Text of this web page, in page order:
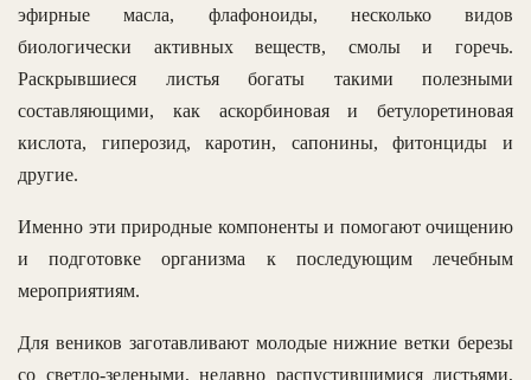
эфирные масла, флафоноиды, несколько видов
биологически активных веществ, смолы и горечь.
Раскрывшиеся листья богаты такими полезными
составляющими, как аскорбиновая и бетулоретиновая
кислота, гиперозид, каротин, сапонины, фитонциды и
другие.
Именно эти природные компоненты и помогают очищению
и подготовке организма к последующим лечебным
мероприятиям.
Для веников заготавливают молодые нижние ветки березы
со светло-зелеными, недавно распустившимися листьями,